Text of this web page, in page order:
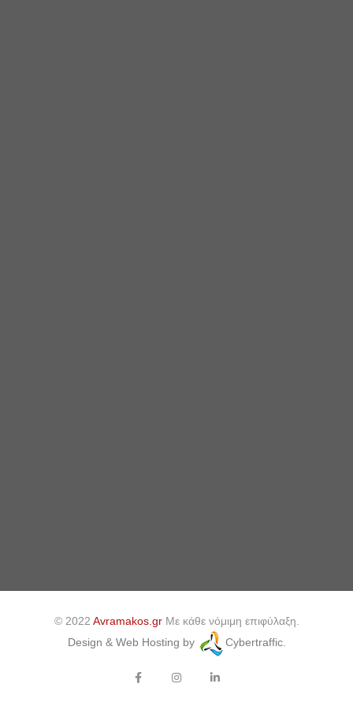
© 2022 Avramakos.grΜε κάθε νόμιμη επιφύλαξη.
Design & Web Hosting by
Cybertraffic.